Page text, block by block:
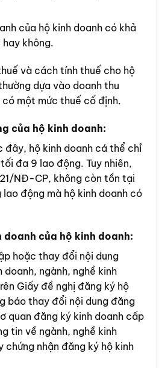
của hộ kinh doanh có khả
không.
và cách tính thuế cho hộ
dựa vào doanh thu
có một mức thuế cố định.
của hộ kinh doanh:
đây, hộ kinh doanh cá thể chỉ
đa 9 lao động. Tuy nhiên,
NĐ-CP, không còn tồn tại
lao động mà hộ kinh doanh có
doanh của hộ kinh doanh:
hoặc thay đổi nội dung
doanh, ngành, nghề kinh
Giấy đề nghị đăng ký hộ
báo thay đổi nội dung đăng
quan đăng ký kinh doanh cấp
tin về ngành, nghề kinh
chứng nhận đăng ký hộ kinh